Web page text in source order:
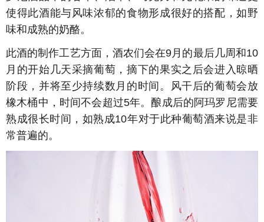
使得此酒能与风味浓郁的食物形成很好的搭配，如野
味和成熟的奶酪。
此酒的制作工艺方面，酒农们会在9月的最后几周和10
月的开始几天采摘葡萄，摘下的果实之后会进入晾晒
阶段，并将至少持续数月的时间。风干后的葡萄会放
橡木桶中，时间不会超过5年。酿成后的阿玛罗尼需要
熟成很长时间，如熟成10年对于此种葡萄酒来说是非
常普遍的。